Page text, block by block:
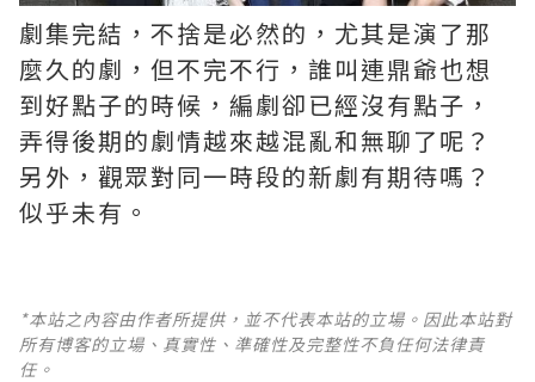
劇集完結，不捨是必然的，尤其是演了那
麼久的劇，但不完不行，誰叫連鼎爺也想
到好點子的時候，編劇卻已經沒有點子，
弄得後期的劇情越來越混亂和無聊了呢？ ​​​
另外，觀眾對同一時段的新劇有期待嗎？
似乎未有。
*本站之內容由作者所提供，並不代表本站的立場。因此本站對
所有博客的立場、真實性、準確性及完整性不負任何法律責
任。